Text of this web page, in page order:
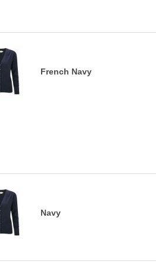
French Navy
Navy